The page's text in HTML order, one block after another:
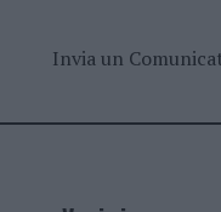
Invia un